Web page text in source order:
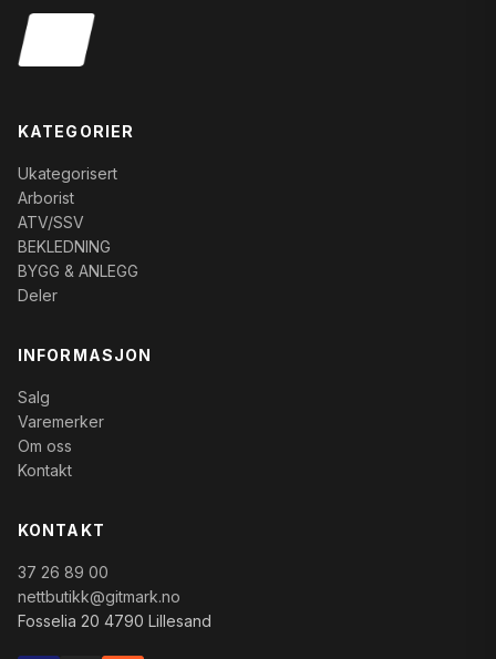
KATEGORIER
Ukategorisert
Arborist
ATV/SSV
BEKLEDNING
BYGG & ANLEGG
Deler
INFORMASJON
Salg
Varemerker
Om oss
Kontakt
KONTAKT
37 26 89 00
nettbutikk@gitmark.no
Fosselia 20 4790 Lillesand